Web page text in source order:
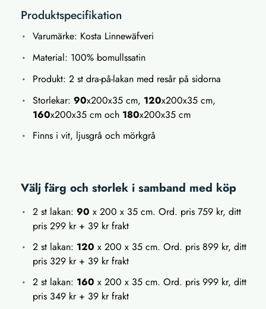
Produktspecifikation
Varumärke: Kosta Linnewäfveri
Material: 100% bomullssatin
Produkt: 2 st dra-på-lakan med resår på sidorna
Storlekar: 90x200x35 cm, 120x200x35 cm,
160x200x35 cm och 180x200x35 cm
Finns i vit, ljusgrå och mörkgrå
Välj färg och storlek i samband med köp
2 st lakan: 90 x 200 x 35 cm. Ord. pris 759 kr, ditt
pris 299 kr + 39 kr frakt
2 st lakan: 120 x 200 x 35 cm. Ord. pris 899 kr, ditt
pris 329 kr + 39 kr frakt
2 st lakan: 160 x 200 x 35 cm. Ord. pris 999 kr, ditt
pris 349 kr + 39 kr frakt